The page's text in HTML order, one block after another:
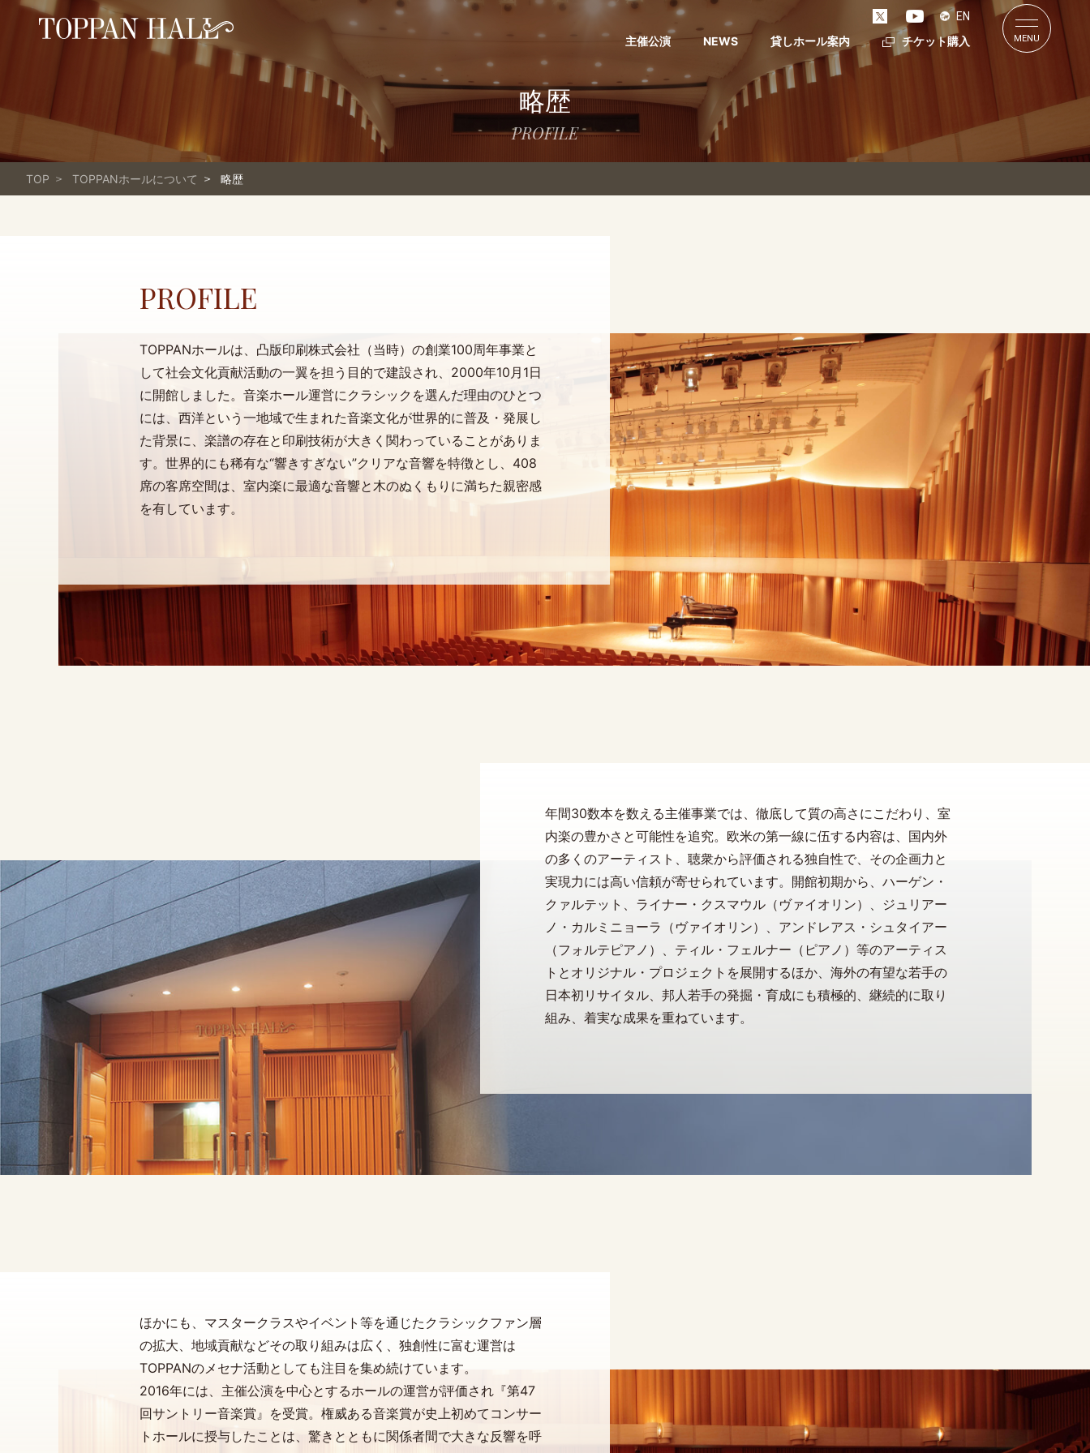
EN
主催公演 NEWS 貸しホール案内 チケット購入 MENU
略歴
PROFILE
TOP TOPPANホールについて 略歴
PROFILE
TOPPANホールは、凸版印刷株式会社（当時）の創業100周年事業と
して社会文化貢献活動の一翼を担う目的で建設され、2000年10月1日
に開館しました。音楽ホール運営にクラシックを選んだ理由のひとつ
には、西洋という一地域で生まれた音楽文化が世界的に普及・発展し
た背景に、楽譜の存在と印刷技術が大きく関わっていることがありま
す。世界的にも稀有な“響きすぎない”クリアな音響を特徴とし、408
席の客席空間は、室内楽に最適な音響と木のぬくもりに満ちた親密感
を有しています。
年間30数本を数える主催事業では、徹底して質の高さにこだわり、室
内楽の豊かさと可能性を追究。欧米の第一線に伍する内容は、国内外
の多くのアーティスト、聴衆から評価される独自性で、その企画力と
実現力には高い信頼が寄せられています。開館初期から、ハーゲン・
クァルテット、ライナー・クスマウル（ヴァイオリン）、ジュリアー
ノ・カルミニョーラ（ヴァイオリン）、アンドレアス・シュタイアー
（フォルテピアノ）、ティル・フェルナー（ピアノ）等のアーティス
トとオリジナル・プロジェクトを展開するほか、海外の有望な若手の
日本初リサイタル、邦人若手の発掘・育成にも積極的、継続的に取り
組み、着実な成果を重ねています。
ほかにも、マスタークラスやイベント等を通じたクラシックファン層
の拡大、地域貢献などその取り組みは広く、独創性に富む運営は
TOPPANのメセナ活動としても注目を集め続けています。
2016年には、主催公演を中心とするホールの運営が評価され『第47
回サントリー音楽賞』を受賞。権威ある音楽賞が史上初めてコンサー
トホールに授与したことは、驚きとともに関係者間で大きな反響を呼